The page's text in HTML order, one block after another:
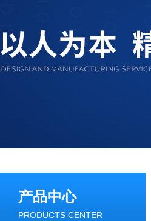
产品中心
PRODUCTS CENTER